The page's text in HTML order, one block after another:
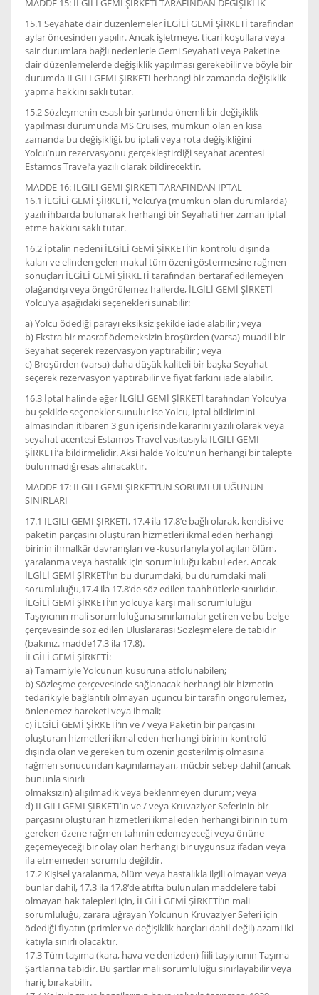
MADDE 15: İLGİLİ GEMİ ŞİRKETİ TARAFINDAN DEĞİŞİKLİK
15.1 Seyahate dair düzenlemeler İLGİLİ GEMİ ŞİRKETİ tarafından
aylar öncesinden yapılır. Ancak işletmeye, ticari koşullara veya
sair durumlara bağlı nedenlerle Gemi Seyahati veya Paketine
dair düzenlemelerde değişiklik yapılması gerekebilir ve böyle bir
durumda İLGİLİ GEMİ ŞİRKETİ herhangi bir zamanda değişiklik
yapma hakkını saklı tutar.
15.2 Sözleşmenin esaslı bir şartında önemli bir değişiklik
yapılması durumunda MS Cruises, mümkün olan en kısa
zamanda bu değişikliği, bu iptali veya rota değişikliğini
Yolcu’nun rezervasyonu gerçekleştirdiği seyahat acentesi
Estamos Travel’a yazılı olarak bildirecektir.
MADDE 16: İLGİLİ GEMİ ŞİRKETİ TARAFINDAN İPTAL
16.1 İLGİLİ GEMİ ŞİRKETİ, Yolcu’ya (mümkün olan durumlarda)
yazılı ihbarda bulunarak herhangi bir Seyahati her zaman iptal
etme hakkını saklı tutar.
16.2 İptalin nedeni İLGİLİ GEMİ ŞİRKETİ’in kontrolü dışında
kalan ve elinden gelen makul tüm özeni göstermesine rağmen
sonuçları İLGİLİ GEMİ ŞİRKETİ tarafından bertaraf edilemeyen
olağandışı veya öngörülemez hallerde, İLGİLİ GEMİ ŞİRKETİ
Yolcu’ya aşağıdaki seçenekleri sunabilir:
a) Yolcu ödediği parayı eksiksiz şekilde iade alabilir ; veya
b) Ekstra bir masraf ödemeksizin broşürden (varsa) muadil bir
Seyahat seçerek rezervasyon yaptırabilir ; veya
c) Broşürden (varsa) daha düşük kaliteli bir başka Seyahat
seçerek rezervasyon yaptırabilir ve fiyat farkını iade alabilir.
16.3 İptal halinde eğer İLGİLİ GEMİ ŞİRKETİ tarafından Yolcu’ya
bu şekilde seçenekler sunulur ise Yolcu, iptal bildirimini
almasından itibaren 3 gün içerisinde kararını yazılı olarak veya
seyahat acentesi Estamos Travel vasıtasıyla İLGİLİ GEMİ
ŞİRKETİ’a bildirmelidir. Aksi halde Yolcu’nun herhangi bir talepte
bulunmadığı esas alınacaktır.
MADDE 17: İLGİLİ GEMİ ŞİRKETİ’UN SORUMLULUĞUNUN
SINIRLARI
17.1 İLGİLİ GEMİ ŞİRKETİ, 17.4 ila 17.8’e bağlı olarak, kendisi ve
paketin parçasını oluşturan hizmetleri ikmal eden herhangi
birinin ihmalkâr davranışları ve -kusurlarıyla yol açılan ölüm,
yaralanma veya hastalık için sorumluluğu kabul eder. Ancak
İLGİLİ GEMİ ŞİRKETİ’ın bu durumdaki, bu durumdaki mali
sorumluluğu,17.4 ila 17.8’de söz edilen taahhütlerle sınırlıdır.
İLGİLİ GEMİ ŞİRKETİ’ın yolcuya karşı mali sorumluluğu
Taşıyıcının mali sorumluluğuna sınırlamalar getiren ve bu belge
çerçevesinde söz edilen Uluslararası Sözleşmelere de tabidir
(bakınız. madde17.3 ila 17.8).
İLGİLİ GEMİ ŞİRKETİ:
a) Tamamiyle Yolcunun kusuruna atfolunabilen;
b) Sözleşme çerçevesinde sağlanacak herhangi bir hizmetin
tedarikiyle bağlantılı olmayan üçüncü bir tarafın öngörülemez,
önlenemez hareketi veya ihmali;
c) İLGİLİ GEMİ ŞİRKETİ’ın ve / veya Paketin bir parçasını
oluşturan hizmetleri ikmal eden herhangi birinin kontrolü
dışında olan ve gereken tüm özenin gösterilmiş olmasına
rağmen sonucundan kaçınılamayan, mücbir sebep dahil (ancak
bununla sınırlı
olmaksızın) alışılmadık veya beklenmeyen durum; veya
d) İLGİLİ GEMİ ŞİRKETİ’ın ve / veya Kruvaziyer Seferinin bir
parçasını oluşturan hizmetleri ikmal eden herhangi birinin tüm
gereken özene rağmen tahmin edemeyeceği veya önüne
geçemeyeceği bir olay olan herhangi bir uygunsuz ifadan veya
ifa etmemeden sorumlu değildir.
17.2 Kişisel yaralanma, ölüm veya hastalıkla ilgili olmayan veya
bunlar dahil, 17.3 ila 17.8’de atıfta bulunulan maddelere tabi
olmayan hak talepleri için, İLGİLİ GEMİ ŞİRKETİ’ın mali
sorumluluğu, zarara uğrayan Yolcunun Kruvaziyer Seferi için
ödediği fiyatın (primler ve değişiklik harçları dahil değil) azami iki
katıyla sınırlı olacaktır.
17.3 Tüm taşıma (kara, hava ve denizden) fiili taşıyıcının Taşıma
Şartlarına tabidir. Bu şartlar mali sorumluluğu sınırlayabilir veya
hariç bırakabilir.